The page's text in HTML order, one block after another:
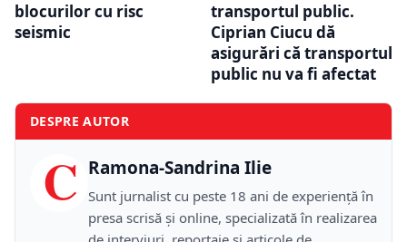
blocurilor cu risc
seismic
transportul public.
Ciprian Ciucu dă
asigurări că transportul
public nu va fi afectat
DESPRE AUTOR
C Ramona-Sandrina Ilie
Sunt jurnalist cu peste 18 ani de experiență în
presa scrisă și online, specializată în realizarea